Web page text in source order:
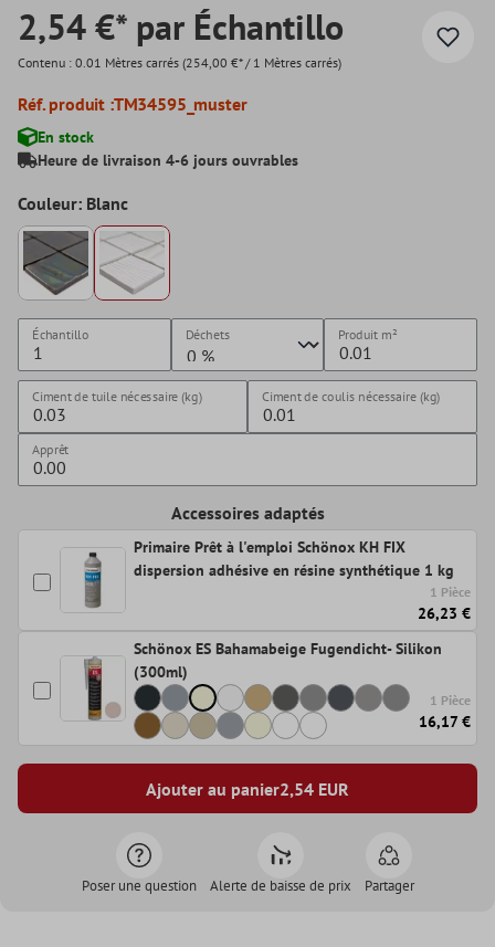
2,54 €* par Échantillo
Contenu : 0.01 Mètres carrés (254,00 €* / 1 Mètres carrés)
Réf. produit :TM34595_muster
En stock
Heure de livraison 4-6 jours ouvrables
Couleur: Blanc
Échantillo Déchets Produit m²
Ciment de tuile nécessaire (kg) Ciment de coulis nécessaire (kg)
Apprêt
Accessoires adaptés
Primaire Prêt à l'emploi Schönox KH FIX
dispersion adhésive en résine synthétique 1 kg
1 Pièce
26,23 €
Schönox ES Bahamabeige Fugendicht- Silikon
(300ml)
1 Pièce
16,17 €
Ajouter au panier2,54 EUR
Poser une question Alerte de baisse de prix Partager